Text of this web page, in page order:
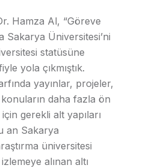
Hamza Al, “Göreve
Sakarya Üniversitesi’ni
statüsüne
yola çıkmıştık.
yayınlar, projeler,
daha fazla ön
için gerekli alt yapıları
an Sakarya
üniversitesi
alınan altı